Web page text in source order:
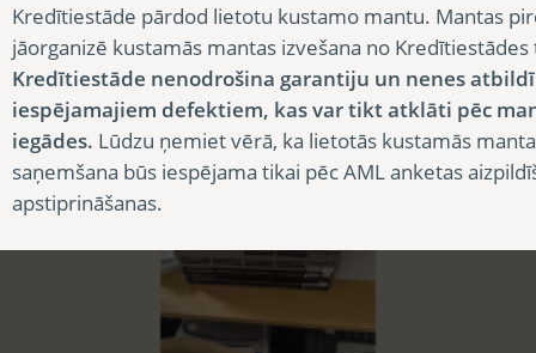
CATALYST 35460-CX 12 PORT
225,00€
Kredītiestāde pārdod lietotu kustamo mantu. Mantas
jāorganizē kustamās mantas izvešana no
Kredītiestāde nenodrošina garantiju un nenes
iespējamajiem defektiem, kas var tikt atklāti pēc
iegādes. Lūdzu ņemiet vērā, ka lietotās kustamās
saņemšana būs iespējama tikai pēc AML anketas
apstiprināšanas.